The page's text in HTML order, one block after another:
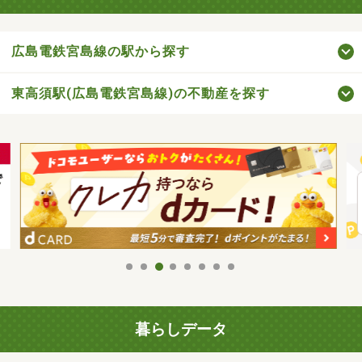
広島電鉄宮島線の駅から探す
東高須駅(広島電鉄宮島線)の不動産を探す
暮らしデータ